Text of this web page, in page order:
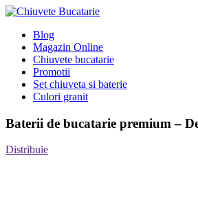
Blog
Magazin Online
Chiuvete bucatarie
Promotii
Set chiuveta si baterie
Culori granit
Baterii de bucatarie premium –
Distribuie